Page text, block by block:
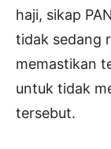
haji, sikap
tidak sedang
memastikan
untuk tidak
tersebut.